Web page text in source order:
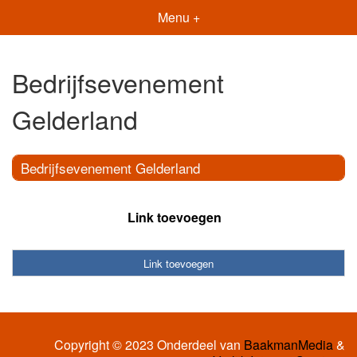
Menu +
Bedrijfsevenement
Gelderland
Bedrijfsevenement Gelderland
Link toevoegen
Link toevoegen
Copyright © 2023 Onderdeel van BaakmanMedia&